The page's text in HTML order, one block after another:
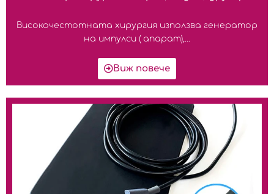
Високочестотната хирургия използва генератор
на импулси ( апарат),...
Виж повече